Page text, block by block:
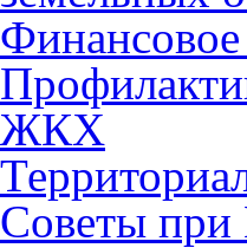
ЖКХ
Советы при